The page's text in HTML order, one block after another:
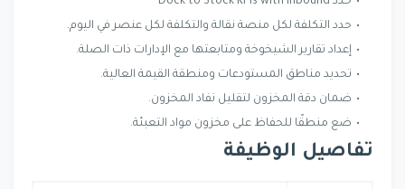
حدد التكلفة لكل منصة نقالة والتكلفة لكل عنصر في اليوم.
إعداد تقارير الشيخوخة ومتابعتها مع الإدارات ذات الصلة.
تحديد مناطق المستودعات ومنطقة القيمة العالية.
ضمان دقة المخزون لتقليل نفاد المخزون.
ضع منطقًا للحفاظ على مخزون مواد التعبئة.
تفاصيل الوظيفة